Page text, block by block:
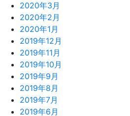
2020年3月
2020年2月
2020年1月
2019年12月
2019年11月
2019年10月
2019年9月
2019年8月
2019年7月
2019年6月